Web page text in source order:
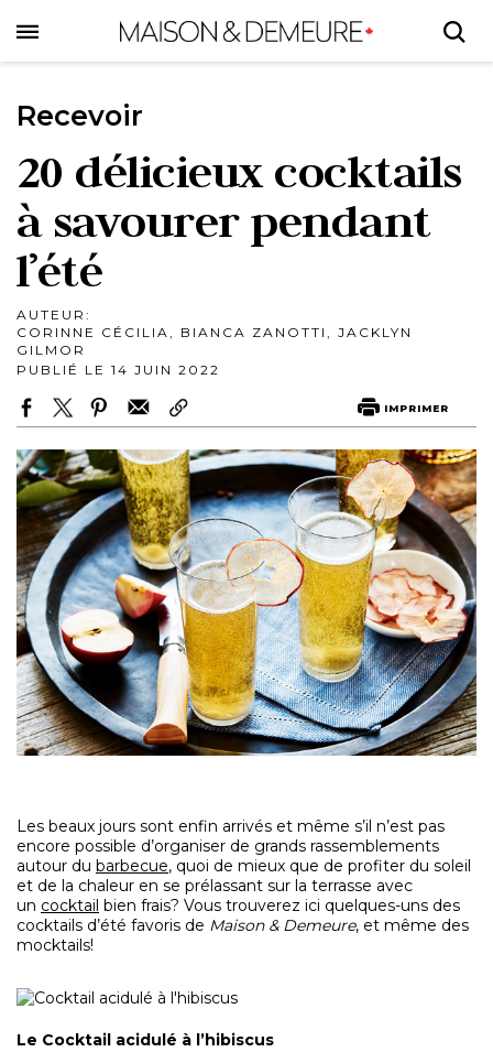
to
main
Recevoir
20 délicieux cocktails
à savourer pendant
l’été
AUTEUR:
CORINNE CÉCILIA, BIANCA ZANOTTI, JACKLYN
GILMOR
PUBLIÉ LE 14 JUIN 2022
IMPRIMER
Les beaux jours sont enfin arrivés et même s’il n’est pas
encore possible d’organiser de grands rassemblements
autour du barbecue, quoi de mieux que de profiter du soleil
et de la chaleur en se prélassant sur la terrasse avec
un cocktail bien frais? Vous trouverez ici quelques-uns des
cocktails d’été favoris de Maison & Demeure, et même des
mocktails!
Le Cocktail acidulé à l’hibiscus